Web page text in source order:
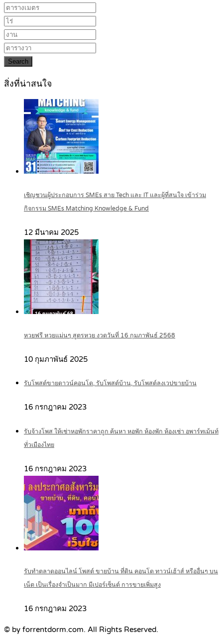
Search
สิ่งที่น่าสนใจ
เชิญชวนผู้ประกอบการ SMEs สาย Tech และ IT และผู้ที่สนใจ เข้าร่วม
กิจกรรม SMEs Matching Knowledge & Fund
12 มีนาคม 2025
หวยฟรี หวยแม่นๆ สูตรหวย งวดวันที่ 16 กุมภาพันธ์ 2568
10 กุมภาพันธ์ 2025
รับโพสต์ขายดาวน์คอนโด, รับโพสต์บ้าน, รับโพสต์ลงเวปขายบ้าน
16 กรกฎาคม 2023
รับจ้างโพส ให้เช่าหอพักราคาถูก ค้นหา หอพัก ห้องพัก ห้องเช่า อพาร์ทเม้นท์
ทั่วเมืองไทย
16 กรกฎาคม 2023
รับทำตลาดออนไลน์ โพสต์ ขายบ้าน ที่ดิน คอนโด ทาวน์เฮ้าส์ หรืออื่นๆ บน
เน็ต เป็นเรื่องจำเป็นมาก มีเปอร์เซ็นต์ การขายเพิ่มสูง
16 กรกฎาคม 2023
© by forrentdorm.com. All Rights Reserved.